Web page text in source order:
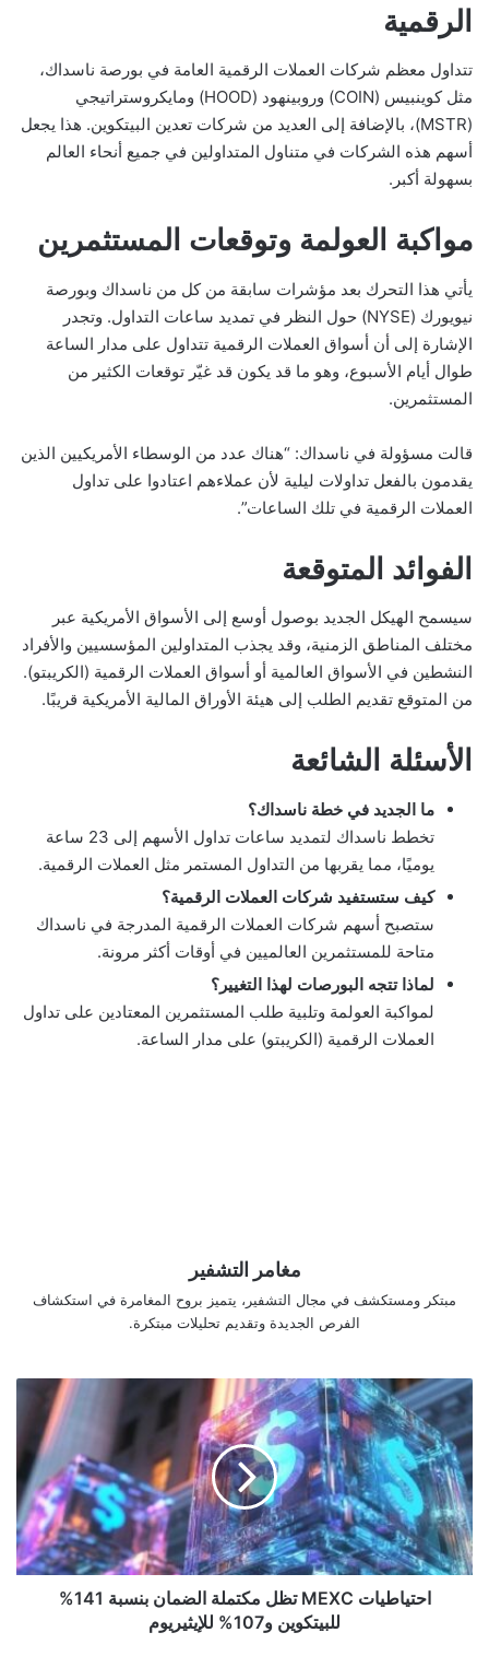
الرقمية
تتداول معظم شركات العملات الرقمية العامة في بورصة ناسداك،
مثل كوينبيس (COIN) وروبينهود (HOOD) ومايكروستراتيجي
(MSTR)، بالإضافة إلى العديد من شركات تعدين البيتكوين. هذا يجعل
أسهم هذه الشركات في متناول المتداولين في جميع أنحاء العالم
بسهولة أكبر.
مواكبة العولمة وتوقعات المستثمرين
يأتي هذا التحرك بعد مؤشرات سابقة من كل من ناسداك وبورصة
نيويورك (NYSE) حول النظر في تمديد ساعات التداول. وتجدر
الإشارة إلى أن أسواق العملات الرقمية تتداول على مدار الساعة
طوال أيام الأسبوع، وهو ما قد يكون قد غيّر توقعات الكثير من
المستثمرين.
قالت مسؤولة في ناسداك: “هناك عدد من الوسطاء الأمريكيين الذين
يقدمون بالفعل تداولات ليلية لأن عملاءهم اعتادوا على تداول
العملات الرقمية في تلك الساعات”.
الفوائد المتوقعة
سيسمح الهيكل الجديد بوصول أوسع إلى الأسواق الأمريكية عبر
مختلف المناطق الزمنية، وقد يجذب المتداولين المؤسسيين والأفراد
النشطين في الأسواق العالمية أو أسواق العملات الرقمية (الكريبتو).
من المتوقع تقديم الطلب إلى هيئة الأوراق المالية الأمريكية قريبًا.
الأسئلة الشائعة
ما الجديد في خطة ناسداك؟
تخطط ناسداك لتمديد ساعات تداول الأسهم إلى 23 ساعة
يوميًا، مما يقربها من التداول المستمر مثل العملات الرقمية.
كيف ستستفيد شركات العملات الرقمية؟
ستصبح أسهم شركات العملات الرقمية المدرجة في ناسداك
متاحة للمستثمرين العالميين في أوقات أكثر مرونة.
لماذا تتجه البورصات لهذا التغيير؟
لمواكبة العولمة وتلبية طلب المستثمرين المعتادين على تداول
العملات الرقمية (الكريبتو) على مدار الساعة.
مغامر التشفير
مبتكر ومستكشف في مجال التشفير، يتميز بروح المغامرة في استكشاف
الفرص الجديدة وتقديم تحليلات مبتكرة.
احتياطيات
MEXC
تظل
مكتملة
الضمان
بنسبة
141%
للبيتكوين
و107%
للإيثيريوم
احتياطيات MEXC تظل مكتملة الضمان بنسبة 141%
للبيتكوين و107% للإيثيريوم